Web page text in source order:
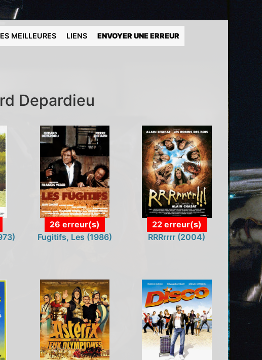
MEILLEURES LIENS ENVOYER UNE ERREUR
Depardieu
26 erreur(s)
Fugitifs, Les (1986)
22 erreur(s)
RRRrrrr (2004)